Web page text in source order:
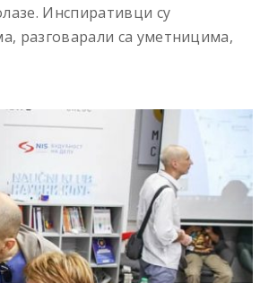
Инспиративци су
разговарали са уметницима,